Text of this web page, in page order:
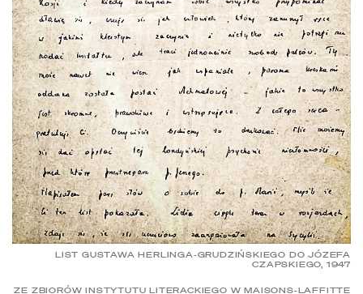
LIST GUSTAWA HERLINGA-GRUDZIŃSKIEGO DO JÓZEFA
CZAPSKIEGO, 1947
ZE ZBIORÓW INSTYTUTU LITERACKIEGO W MAISONS-LAFFITTE